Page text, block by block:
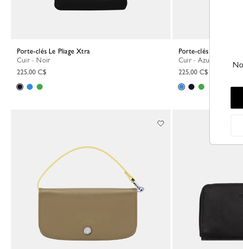
Porte-clés Le Pliage Xtra
Cuir - Noir
225,00 C$
Porte-clés Le Pliage
Cuir - Azur
225,00 C$